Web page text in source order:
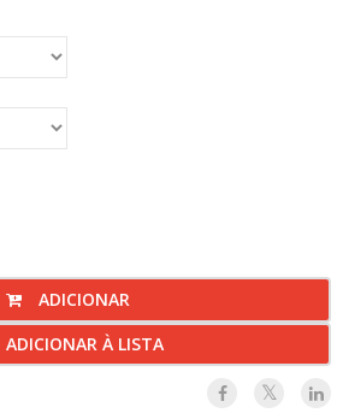
ADICIONAR
ADICIONAR À LISTA